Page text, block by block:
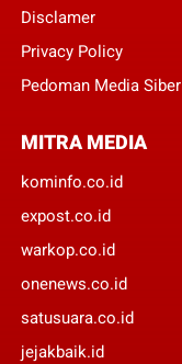
Disclamer
Privacy Policy
Pedoman Media Siber
MITRA MEDIA
kominfo.co.id
expost.co.id
warkop.co.id
onenews.co.id
satusuara.co.id
jejakbaik.id